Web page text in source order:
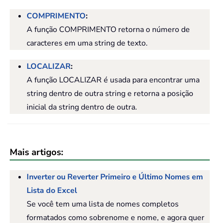
COMPRIMENTO:
A função COMPRIMENTO retorna o número de
caracteres em uma string de texto.
LOCALIZAR:
A função LOCALIZAR é usada para encontrar uma
string dentro de outra string e retorna a posição
inicial da string dentro de outra.
Mais artigos:
Inverter ou Reverter Primeiro e Último Nomes em
Lista do Excel
Se você tem uma lista de nomes completos
formatados como sobrenome e nome, e agora quer